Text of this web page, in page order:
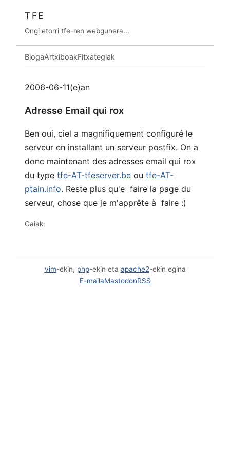
TFE
Ongi etorri tfe-ren webgunera...
BlogaArtxiboakFitxategiak
2006-06-11(e)an
Adresse Email qui rox
Ben oui, ciel a magnifiquement configuré le
serveur en installant un serveur postfix. On a
donc maintenant des adresses email qui rox
du type tfe-AT-tfeserver.be ou tfe-AT-
ptain.info. Reste plus qu'e faire la page du
serveur, chose que je m'apprête à faire :)
Gaiak:
vim-ekin, php-ekin eta apache2-ekin egina
E-mailaMastodonRSS